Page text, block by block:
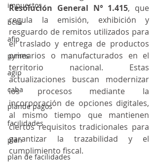
impuestos
bcra
afip
pymes
agip
caba
plande pagos
facilidades
plan
plan de facilidades
Resolución General N° 1.415, que
regula la emisión, exhibición y
resguardo de remitos utilizados para
el traslado y entrega de productos
primarios o manufacturados en el
territorio nacional. Estas
actualizaciones buscan modernizar
los procesos mediante la
incorporación de opciones digitales,
al mismo tiempo que mantienen
ciertos requisitos tradicionales para
garantizar la trazabilidad y el
cumplimiento fiscal.